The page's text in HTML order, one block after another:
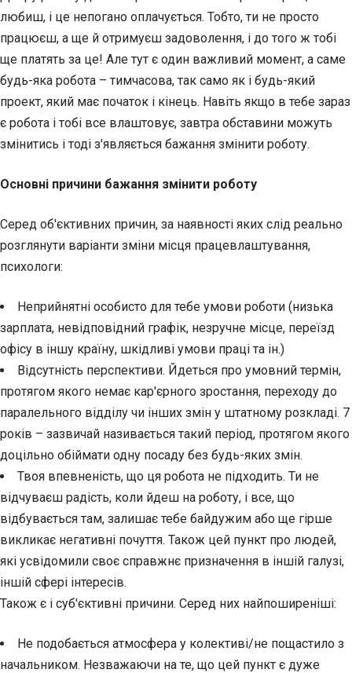
любиш, і це непогано оплачується. Тобто, ти не просто
працюєш, а ще й отримуєш задоволення, і до того ж тобі
ще платять за це! Але тут є один важливий момент, а саме
будь-яка робота – тимчасова, так само як і будь-який
проект, який має початок і кінець. Навіть якщо в тебе зараз
є робота і тобі все влаштовує, завтра обставини можуть
змінитись і тоді з'являється бажання змінити роботу.
Основні причини бажання змінити роботу
Серед об'єктивних причин, за наявності яких слід реально
розглянути варіанти зміни місця працевлаштування,
психологи:
Неприйнятні особисто для тебе умови роботи (низька
зарплата, невідповідний графік, незручне місце, переїзд
офісу в іншу країну, шкідливі умови праці та ін.)
Відсутність перспективи. Йдеться про умовний термін,
протягом якого немає кар'єрного зростання, переходу до
паралельного відділу чи інших змін у штатному розкладі. 7
років – зазвичай називається такий період, протягом якого
доцільно обіймати одну посаду без будь-яких змін.
Твоя впевненість, що ця робота не підходить. Ти не
відчуваєш радість, коли йдеш на роботу, і все, що
відбувається там, залишає тебе байдужим або ще гірше
викликає негативні почуття. Також цей пункт про людей,
які усвідомили своє справжнє призначення в іншій галузі,
іншій сфері інтересів.
Також є і суб'єктивні причини. Серед них найпоширеніші:
Не подобається атмосфера у колективі/не пощастило з
начальником. Незважаючи на те, що цей пункт є дуже